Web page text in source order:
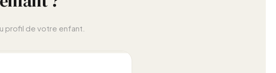
profil de votre enfant.